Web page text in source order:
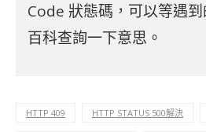
Code 狀態碼，可以等遇
百科查詢一下意思。
HTTP 409 HTTP STATUS 500解決